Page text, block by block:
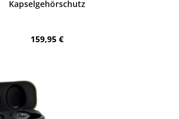
Kapselgehörschutz
Regulärer Preis:
159,95 €